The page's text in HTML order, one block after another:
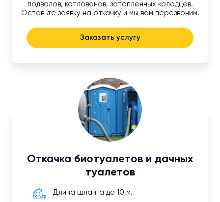
подвалов, котлованов, затопленных колодцев.
Оставьте заявку на откачку и мы вам перезвоним.
Заказать услугу
Откачка биотуалетов и дачных
туалетов
Длина шланга до 10 м.